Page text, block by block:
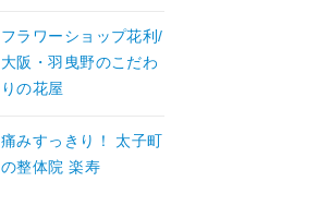
フラワーショップ花利/
大阪・羽曳野のこだわ
りの花屋
痛みすっきり！ 太子町
の整体院 楽寿